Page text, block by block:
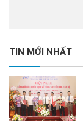
TIN MỚI NHẤT